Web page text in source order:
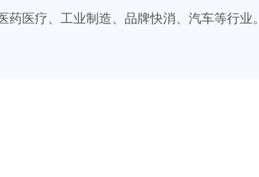
医疗、工业制造、品牌快消、汽车等行业。